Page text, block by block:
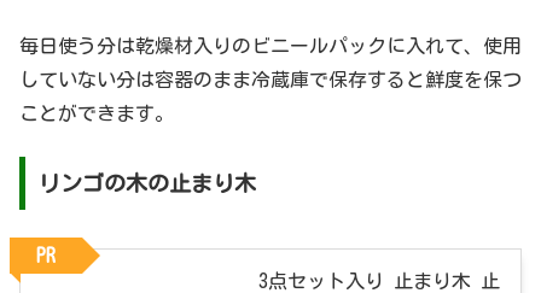
毎日使う分は乾燥材入りのビニールパックに入れて、使用
していない分は容器のまま冷蔵庫で保存すると鮮度を保つ
ことができます。
リンゴの木の止まり木
3点セット入り 止まり木 止
PR